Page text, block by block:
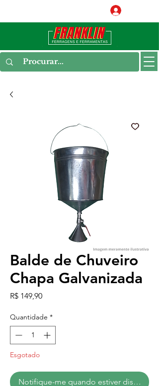
Balde de Chuveiro
Chapa Galvanizada
R$ 149,90Preço
Quantidade *
Esgotado
Notifique-me quando estiver disponível